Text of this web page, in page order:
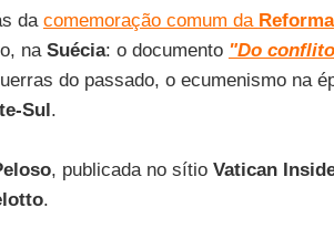
da comemoração comum da Reforma
na Suécia: o documento "Do
do passado, o ecumenismo na
Sul.
, publicada no sítio Vatican
.